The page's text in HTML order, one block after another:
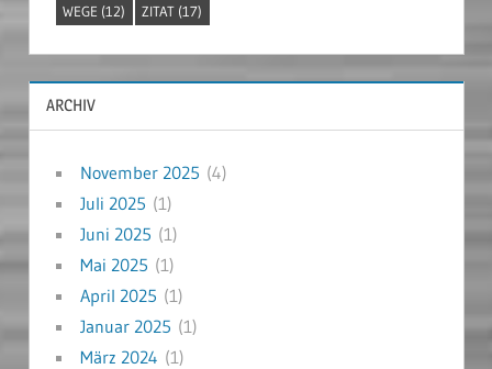
WEGE (12) ZITAT (17)
ARCHIV
November 2025 (4)
Juli 2025 (1)
Juni 2025 (1)
Mai 2025 (1)
April 2025 (1)
Januar 2025 (1)
März 2024 (1)